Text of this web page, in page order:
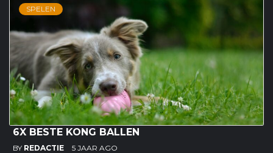
SPELEN
6X BESTE KONG BALLEN
BY REDACTIE 5 JAAR AGO